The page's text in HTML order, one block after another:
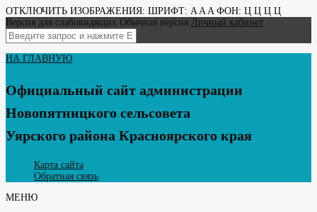
ОТКЛЮЧИТЬ ИЗОБРАЖЕНИЯ: ШРИФТ: A A A ФОН: Ц Ц Ц Ц
Версия для слабовидящих Обычная версия Личный кабинет
НА ГЛАВНУЮ
Официальный сайт администрации
Новопятницкого сельсовета
Уярского района Красноярского края
Карта сайта
Обратная связь
МЕНЮ